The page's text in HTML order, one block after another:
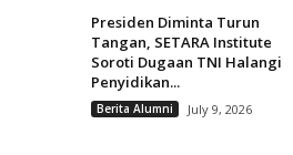
Presiden Diminta Turun
Tangan, SETARA Institute
Soroti Dugaan TNI Halangi
Penyidikan...
Berita Alumni July 9, 2026